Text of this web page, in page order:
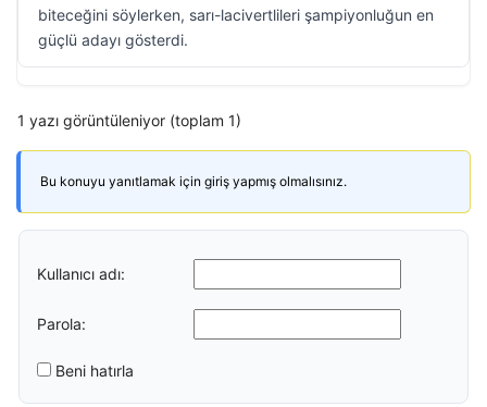
biteceğini söylerken, sarı-lacivertlileri şampiyonluğun en
güçlü adayı gösterdi.
1 yazı görüntüleniyor (toplam 1)
Bu konuyu yanıtlamak için giriş yapmış olmalısınız.
Kullanıcı adı:
Parola:
Beni hatırla